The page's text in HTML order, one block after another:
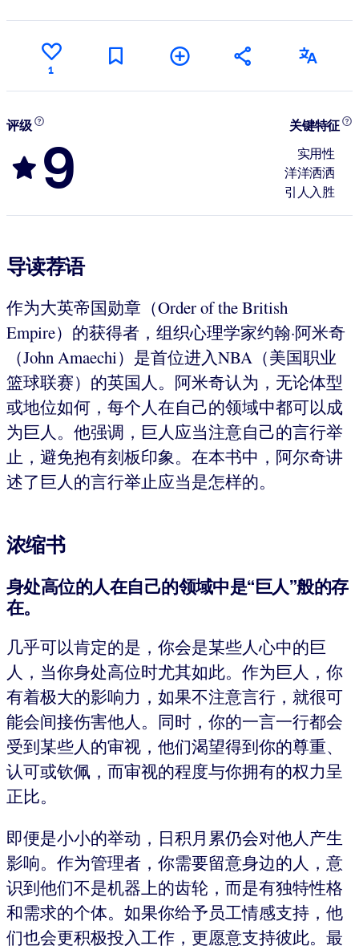
1
评级
9
关键特征
实用性
洋洋洒洒
引人入胜
导读荐语
作为大英帝国勋章（Order of the British
Empire）的获得者，组织心理学家约翰·阿米奇
（John Amaechi）是首位进入NBA（美国职业
篮球联赛）的英国人。阿米奇认为，无论体型
或地位如何，每个人在自己的领域中都可以成
为巨人。他强调，巨人应当注意自己的言行举
止，避免抱有刻板印象。在本书中，阿尔奇讲
述了巨人的言行举止应当是怎样的。
浓缩书
身处高位的人在自己的领域中是“巨人”般的存
在。
几乎可以肯定的是，你会是某些人心中的巨
人，当你身处高位时尤其如此。作为巨人，你
有着极大的影响力，如果不注意言行，就很可
能会间接伤害他人。同时，你的一言一行都会
受到某些人的审视，他们渴望得到你的尊重、
认可或钦佩，而审视的程度与你拥有的权力呈
正比。
即便是小小的举动，日积月累仍会对他人产生
影响。作为管理者，你需要留意身边的人，意
识到他们不是机器上的齿轮，而是有独特性格
和需求的个体。如果你给予员工情感支持，他
们也会更积极投入工作，更愿意支持彼此。最